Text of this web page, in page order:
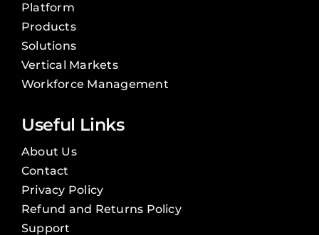
Platform
Products
Solutions
Vertical Markets
Workforce Management
Useful Links
About Us
Contact
Privacy Policy
Refund and Returns Policy
Support